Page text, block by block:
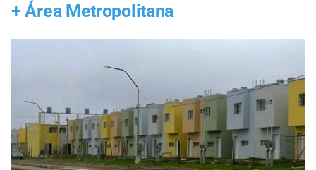
+ Área Metropolitana